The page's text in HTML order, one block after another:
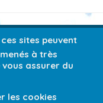
sites peuvent
à très
assurer du
les cookies